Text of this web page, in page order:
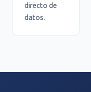
directo de
datos.